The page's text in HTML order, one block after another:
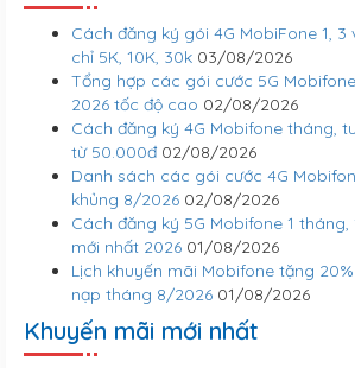
Cách đăng ký gói 4G MobiFone 1,
chỉ 5K, 10K, 30k 03/08/2026
Tổng hợp các gói cước 5G
2026 tốc độ cao 02/08/2026
Cách đăng ký 4G Mobifone tháng,
từ 50.000đ 02/08/2026
Danh sách các gói cước 4G
khủng 8/2026 02/08/2026
Cách đăng ký 5G Mobifone 1 tháng,
mới nhất 2026 01/08/2026
Lịch khuyến mãi Mobifone tặng
nạp tháng 8/2026 01/08/2026
Khuyến mãi mới nhất